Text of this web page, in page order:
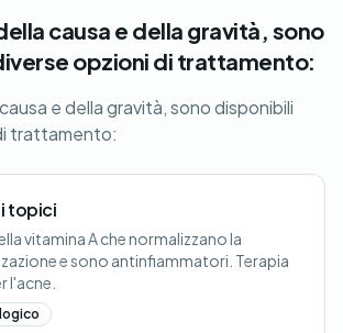
causa e della gravità, sono
opzioni di trattamento:
e della gravità, sono disponibili
trattamento:
topici
vitamina A che normalizzano la
e sono antinfiammatori. Terapia
l'acne.